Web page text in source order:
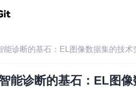
能诊断的基石：EL图像数据集的技术
能诊断的基石：EL图